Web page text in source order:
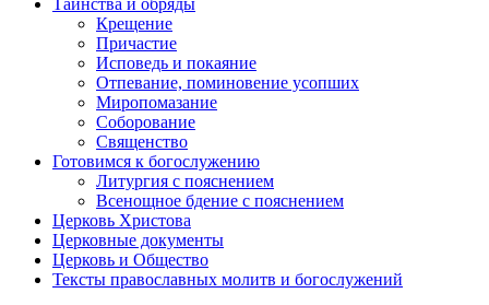
Таинства и обряды
Крещение
Причастие
Исповедь и покаяние
Отпевание, поминовение усопших
Миропомазание
Соборование
Священство
Готовимся к богослужению
Литургия с пояснением
Всенощное бдение с пояснением
Церковь Христова
Церковные документы
Церковь и Общество
Тексты православных молитв и богослужений